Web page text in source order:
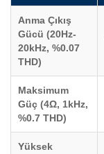
Anma Çıkış
Gücü (20Hz-
20kHz, %0.07
THD)
Maksimum
Güç (4Ω, 1kHz,
%0.7 THD)
Yüksek